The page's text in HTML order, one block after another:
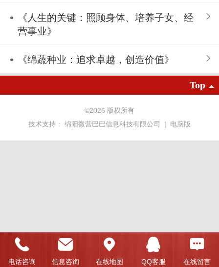
《人生的关键：照顾身体、培养子女、经
营事业》
《绵蔬种业：追求卓越，创造价值》
Top
©2026 版权所有
技术支持： 绵阳微营巴巴信息科技有限公司 | 电脑版
电话咨询 信息咨询 在线地图 QQ客服 在线留言